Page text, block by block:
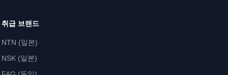
취급 브랜드
NTN (일본)
NSK (일본)